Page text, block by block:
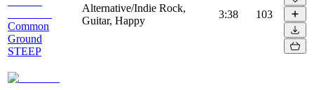
Common
Ground
STEEP
Alternative/Indie Rock,
Guitar, Happy
3:38 103